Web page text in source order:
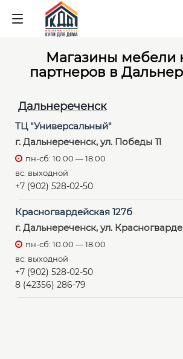
Магазины мебели
партнеров в
Дальнереченск
ТЦ "Универсальный"
г. Дальнереченск, ул. Победы 11
пн-сб: 10.00 — 18.00
вс: выходной
+7 (902) 528-02-50
Красногвардейская 127б
г. Дальнереченск, ул.
пн-сб: 10.00 — 18.00
вс: выходной
+7 (902) 528-02-50
8 (42356) 286-79